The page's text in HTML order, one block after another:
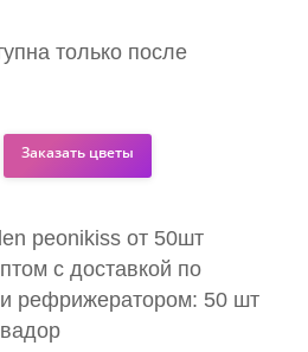
только после
Заказать цветы
peonikiss от 50шт
с доставкой по
рефрижератором: 50 шт